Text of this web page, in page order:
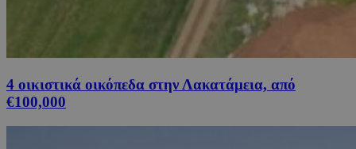
4 οικιστικά οικόπεδα στην Λακατάμεια, από
€100,000